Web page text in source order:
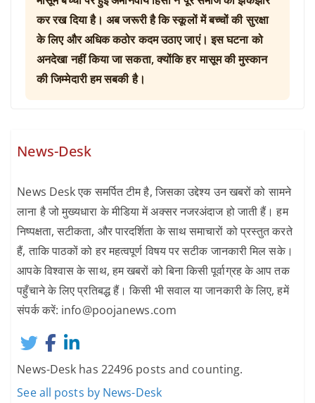
कर रख दिया है। अब जरूरी है कि स्कूलों में बच्चों की सुरक्षा
के लिए और अधिक कठोर कदम उठाए जाएं। इस घटना को
अनदेखा नहीं किया जा सकता, क्योंकि हर मासूम की मुस्कान
की जिम्मेदारी हम सबकी है।
News-Desk
News Desk एक समर्पित टीम है, जिसका उद्देश्य उन खबरों को सामने
लाना है जो मुख्यधारा के मीडिया में अक्सर नजरअंदाज हो जाती हैं। हम
निष्पक्षता, सटीकता, और पारदर्शिता के साथ समाचारों को प्रस्तुत करते
हैं, ताकि पाठकों को हर महत्वपूर्ण विषय पर सटीक जानकारी मिल सके।
आपके विश्वास के साथ, हम खबरों को बिना किसी पूर्वाग्रह के आप तक
पहुँचाने के लिए प्रतिबद्ध हैं। किसी भी सवाल या जानकारी के लिए, हमें
संपर्क करें: info@poojanews.com
News-Desk has 22496 posts and counting.
See all posts by News-Desk